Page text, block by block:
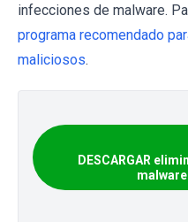
infecciones de malware.
programa recomendado
maliciosos.
DESCARGAR